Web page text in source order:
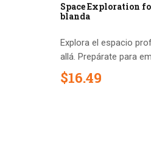
Space Exploration
blanda
Explora el espacio
allá. Prepárate para
$16.49